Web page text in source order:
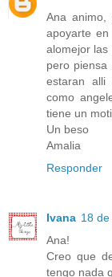
Ana
apoyarte
alomejor las
pero
estaran alli
como
tiene un
Un beso
Amalia
Responder
Ivana 18
Ana!
Creo que
tengo nada